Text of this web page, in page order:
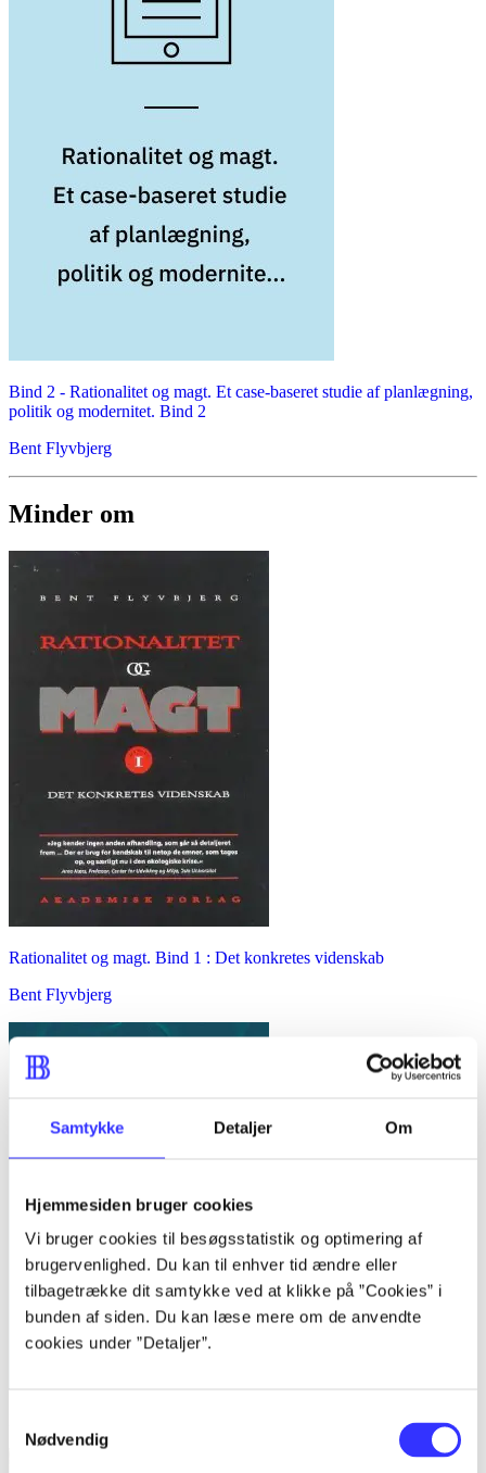
Samtykke Detaljer Om
Hjemmesiden bruger cookies
Vi bruger cookies til besøgsstatistik og optimering af
brugervenlighed. Du kan til enhver tid ændre eller
tilbagetrække dit samtykke ved at klikke på ”Cookies” i
bunden af siden. Du kan læse mere om de anvendte
cookies under ”Detaljer”.
Nødvendig
Bind 2 - Rationalitet og magt. Et case-baseret studie af planlægning,
politik og modernitet. Bind 2
Bent Flyvbjerg
Minder om
Rationalitet og magt. Bind 1 : Det konkretes videnskab
Bent Flyvbjerg